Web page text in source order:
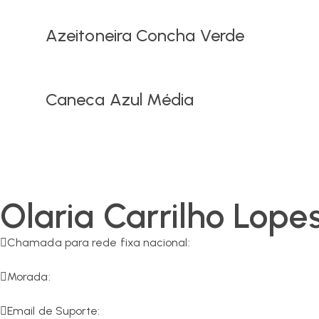
Azeitoneira Concha Verde
Caneca Azul Média
Olaria Carrilho
Chamada para rede fixa nacional:
Morada:
Email de Suporte: